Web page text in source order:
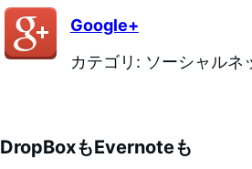
Google+
カテゴリ: ソーシャルネ
DropBoxもEvernoteも